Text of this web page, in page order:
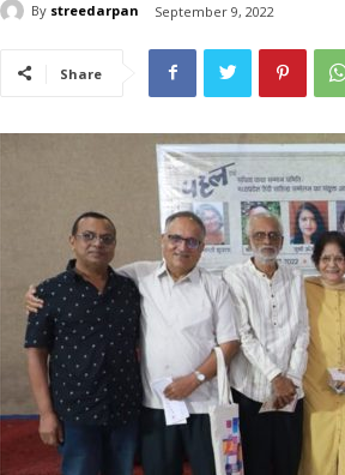
By streedarpan September 9, 2022
Share